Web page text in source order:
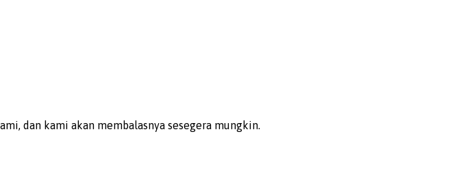
dan kami akan membalasnya sesegera mungkin.